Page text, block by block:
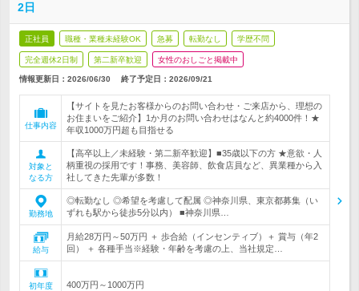
2日
正社員 職種・業種未経験OK 急募 転勤なし 学歴不問
完全週休2日制 第二新卒歓迎 女性のおしごと掲載中
情報更新日：2026/06/30 終了予定日： 2026/09/21
仕事内容
【サイトを見たお客様からのお問い合わせ・ご来店から、理想の
お住まいをご紹介】1か月のお問い合わせはなんと約4000件！★
年収1000万円超も目指せる
対象と
なる方
【高卒以上／未経験・第二新卒歓迎】■35歳以下の方 ★意欲・人
柄重視の採用です！事務、美容師、飲食店員など、異業種から入
社してきた先輩が多数！
勤務地
◎転勤なし ◎希望を考慮して配属 ◎神奈川県、東京都募集（い
ずれも駅から徒歩5分以内） ■神奈川県…
給与
月給28万円～50万円 ＋ 歩合給（インセンティブ）＋ 賞与（年2
回） ＋ 各種手当※経験・年齢を考慮の上、当社規定…
初年度
400万円～1000万円